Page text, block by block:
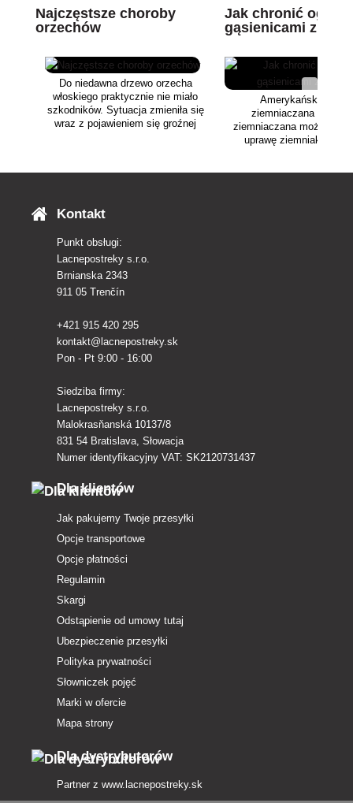
Najczęstsze choroby
orzechów
Do niedawna drzewo orzecha
włoskiego praktycznie nie miało
szkodników. Sytuacja zmieniła się
wraz z pojawieniem się groźnej
Jak chronić ogród
gąsienicami
Amerykańska
ziemniaczana lub
ziemniaczana może
uprawę ziemniaków.
Kontakt
Punkt obsługi:
Lacnepostreky s.r.o.
Brnianska 2343
911 05 Trenčín
+421 915 420 295
kontakt@lacnepostreky.sk
Pon - Pt 9:00 - 16:00
Siedziba firmy:
Lacnepostreky s.r.o.
Malokrasňanská 10137/8
831 54 Bratislava, Słowacja
Numer identyfikacyjny VAT: SK2120731437
Dla klientów
Jak pakujemy Twoje przesyłki
Opcje transportowe
Opcje płatności
Regulamin
Skargi
Odstąpienie od umowy tutaj
Ubezpieczenie przesyłki
Polityka prywatności
Słowniczek pojęć
Marki w ofercie
Mapa strony
Dla dystrybutorów
Partner z www.lacnepostreky.sk